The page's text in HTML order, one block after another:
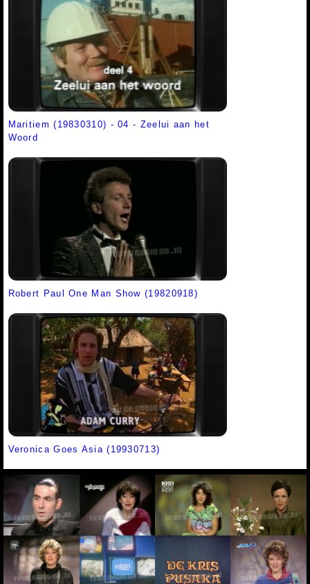
Maritiem (19830310) - 04 - Zeelui aan het
Woord
Robert Paul One Man Show (19820918)
Veronica Goes Asia (19930713)